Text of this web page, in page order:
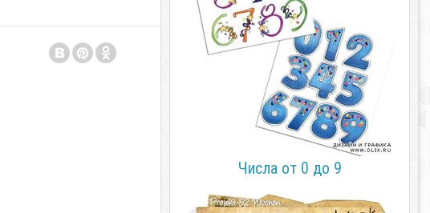
Числа от 0 до 9